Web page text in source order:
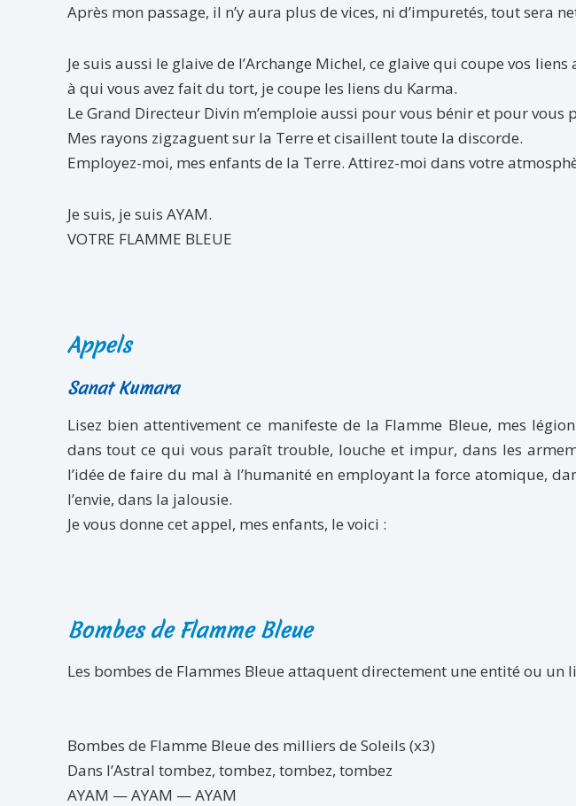
Après mon passage, il n’y aura plus de vices, ni d’impu­retés, tout sera
Je suis aussi le glaive de l’Archange Michel, ce glaive qui coupe vos
à qui vous avez fait du tort, je coupe les liens du Karma.
Le Grand Directeur Divin m’emploie aussi pour vous bénir et pour vous
Mes rayons zigzaguent sur la Terre et cisaillent toute la dis­corde.
Employez-moi, mes enfants de la Terre. Attirez-moi dans votre
Je suis, je suis AYAM.
VOTRE FLAMME BLEUE
Appels
Sanat Kumara
Lisez bien attentivement ce manifeste de la Flamme Bleue, mes
dans tout ce qui vous paraît trouble, louche et impur, dans les
l’idée de faire du mal à l’huma­nité en employant la force atomique,
l’envie, dans la jalousie.
Je vous donne cet appel, mes enfants, le voici :
Bombes de Flamme Bleue
Les bombes de Flammes Bleue attaquent directement une entité ou un
Bombes de Flamme Bleue des milliers de Soleils (x3)
Dans l’Astral tombez, tombez, tombez, tombez
AYAM — AYAM — AYAM